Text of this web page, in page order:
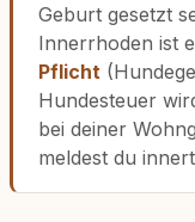
Geburt gesetzt
Innerrhoden ist
Pflicht
Hundesteuer
bei deiner
meldest du